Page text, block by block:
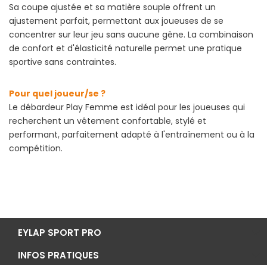
Sa coupe ajustée et sa matière souple offrent un
ajustement parfait, permettant aux joueuses de se
concentrer sur leur jeu sans aucune gêne. La combinaison
de confort et d'élasticité naturelle permet une pratique
sportive sans contraintes.
Pour quel joueur/se ?
Le débardeur Play Femme est idéal pour les joueuses qui
recherchent un vêtement confortable, stylé et
performant, parfaitement adapté à l'entraînement ou à la
compétition.
EYLAP SPORT PRO
INFOS PRATIQUES